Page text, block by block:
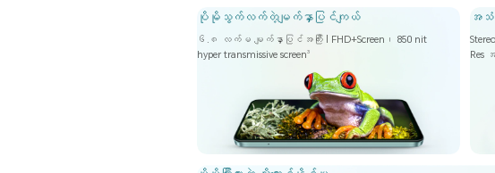
ပိုမိုသွက်လက်တဲ့မျက်နှာပြင်ကျယ်
၆.၈ လက်မ မျက်နှာပြင်အကြီး | FHD+Screen၊ 850 nit
hyper transmissive screen3
အသံ